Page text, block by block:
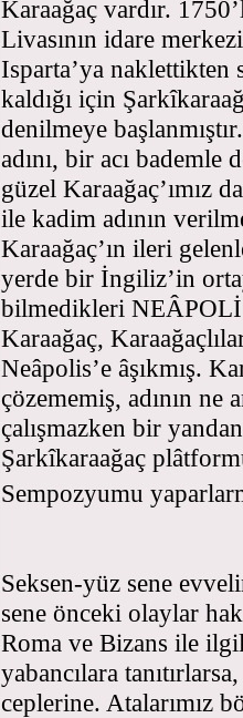
Karaağaç vardır.
Livasının idare
Isparta’ya naklettikten
kaldığı için
denilmeye
adını, bir acı
güzel Karaağaç’ımız
ile kadim adının
Karaağaç’ın ileri
yerde bir İngiliz’in
bilmedikleri
Karaağaç,
Neâpolis’e âşıkmış.
çözememiş, adının
çalışmazken bir
Şarkîkaraağaç
Sempozyumu
Seksen-yüz sene
sene önceki olaylar
Roma ve Bizans ile
yabancılara
ceplerine. Atalarımız